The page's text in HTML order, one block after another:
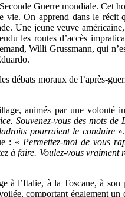
Guerre mondiale. Cet
vie. On apprend dans le récit
Une jeune veuve
les routes d’accès
Willi Grussmann, qui
débats moraux de l’après-
animés par une volonté
Souvenez-vous des mots
pourraient le conduire».
: « Permettez-moi de vous
à faire. Voulez-vous
à l’Italie, à la Toscane, à son
comportant également un